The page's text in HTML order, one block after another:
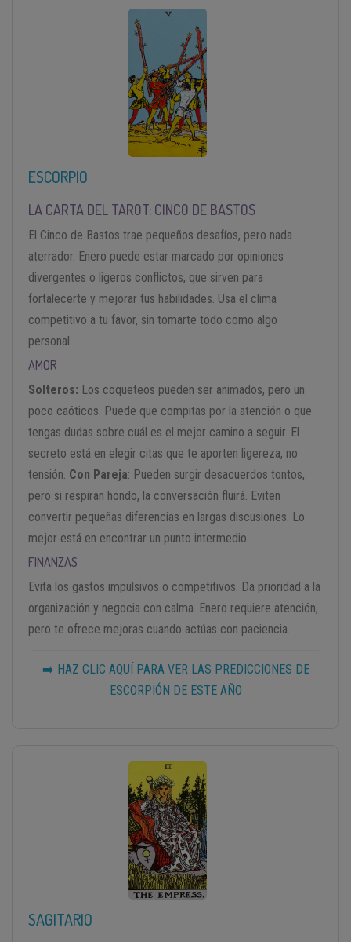
ESCORPIO
LA CARTA DEL TAROT: CINCO DE BASTOS
El Cinco de Bastos trae pequeños desafíos, pero nada
aterrador. Enero puede estar marcado por opiniones
divergentes o ligeros conflictos, que sirven para
fortalecerte y mejorar tus habilidades. Usa el clima
competitivo a tu favor, sin tomarte todo como algo
personal.
AMOR
Solteros: Los coqueteos pueden ser animados, pero un
poco caóticos. Puede que compitas por la atención o que
tengas dudas sobre cuál es el mejor camino a seguir. El
secreto está en elegir citas que te aporten ligereza, no
tensión. Con Pareja: Pueden surgir desacuerdos tontos,
pero si respiran hondo, la conversación fluirá. Eviten
convertir pequeñas diferencias en largas discusiones. Lo
mejor está en encontrar un punto intermedio.
FINANZAS
Evita los gastos impulsivos o competitivos. Da prioridad a la
organización y negocia con calma. Enero requiere atención,
pero te ofrece mejoras cuando actúas con paciencia.
➡️ HAZ CLIC AQUÍ PARA VER LAS PREDICCIONES DE
ESCORPIÓN DE ESTE AÑO
SAGITARIO